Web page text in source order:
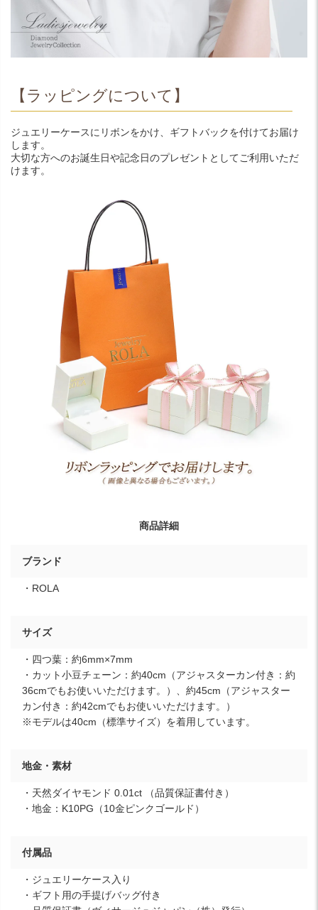
【ラッピングについて】
ジュエリーケースにリボンをかけ、ギフトバックを付けてお届け
します。
大切な方へのお誕生日や記念日のプレゼントとしてご利用いただ
けます。
商品詳細
ブランド
・ROLA
サイズ
・四つ葉：約6mm×7mm
・カット小豆チェーン：約40cm（アジャスターカン付き：約
36cmでもお使いいただけます。）、約45cm（アジャスター
カン付き：約42cmでもお使いいただけます。）
※モデルは40cm（標準サイズ）を着用しています。
地金・素材
・天然ダイヤモンド 0.01ct （品質保証書付き）
・地金：K10PG（10金ピンクゴールド）
付属品
・ジュエリーケース入り
・ギフト用の手提げバッグ付き